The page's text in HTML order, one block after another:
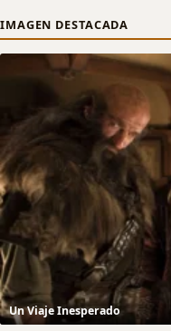
IMAGEN DESTACADA
Un Viaje Inesperado